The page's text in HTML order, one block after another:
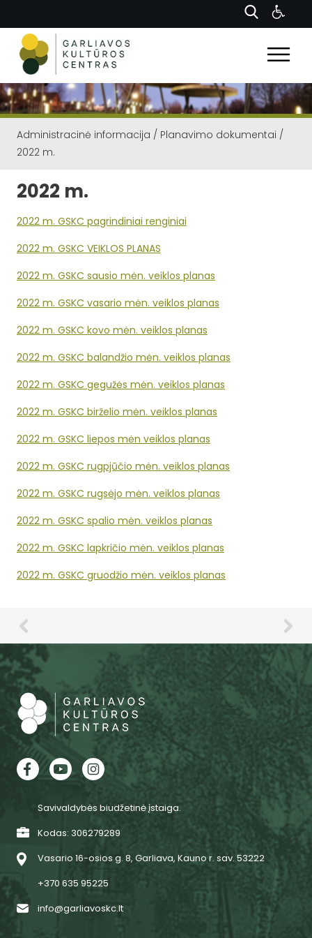
Administracinė informacija / Planavimo dokumentai /
2022 m.
2022 m.
2022 m. GSKC pagrindiniai renginiai
2022 m. GSKC VEIKLOS PLANAS
2022 m. GSKC sausio mėn. veiklos planas
2022 m. GSKC vasario mėn. veiklos planas
2022 m. GSKC kovo mėn. veiklos planas
2022 m. GSKC balandžio mėn. veiklos planas
2022 m. GSKC gegužės mėn. veiklos planas
2022 m. GSKC birželio mėn. veiklos planas
2022 m. GSKC liepos mėn veiklos planas
2022 m. GSKC rugpjūčio mėn. veiklos planas
2022 m. GSKC rugsėjo mėn. veiklos planas
2022 m. GSKC spalio mėn. veiklos planas
2022 m. GSKC lapkričio mėn. veiklos planas
2022 m. GSKC gruodžio mėn. veiklos planas
Savivaldybės biudžetinė įstaiga.
Kodas: 306279289
Vasario 16-osios g. 8, Garliava, Kauno r. sav. 53222
+370 635 95225
info@garliavoskc.lt